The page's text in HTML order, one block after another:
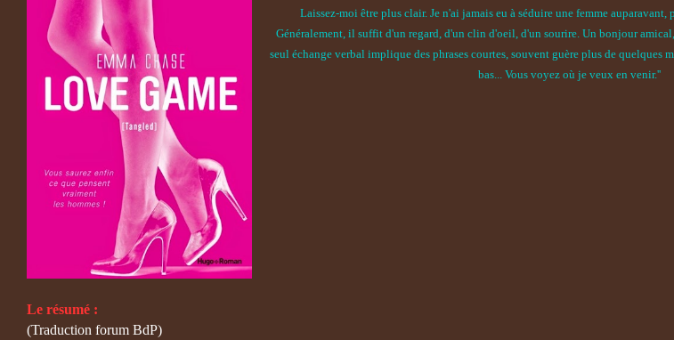
Laissez-moi être plus clair. Je n'ai jamais eu à séduire une femme auparavant,
Généralement, il suffit d'un regard, d'un clin d'oeil, d'un sourire. Un bonjour
seul échange verbal implique des phrases courtes, souvent guère plus de quelques
bas... Vous voyez où je veux en venir.''
Le résumé :
(Traduction forum BdP)